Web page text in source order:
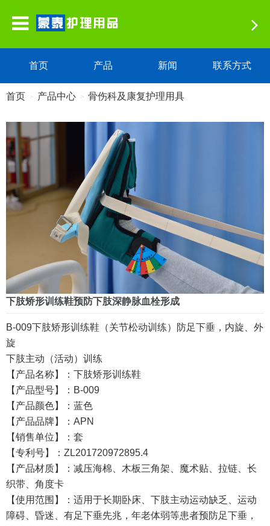
首页 产品 新闻 联系方式
首页 > 产品中心 > 骨伤科及康复护理用具
下肢矫形训练鞋预防下肢深静脉血栓形成
B-009下肢矫形训练鞋（关节松动训练）防足下垂，内旋、外
旋
下肢主动（活动）训练
【产品名称】：下肢矫形训练鞋
【产品型号】：B-009
【产品颜色】：蓝色
【产品品牌】：APN
【销售单位】：套
【专利号】：ZL201720972895.4
【产品材质】：减压海棉、木板三角架、魔术贴、拉链、长
织带、角度卡
【使用范围】：适用于长期卧床、下肢主动运动缺乏、运动
障碍、昏迷、有足下垂先兆，年老体弱等患者预防足下垂，